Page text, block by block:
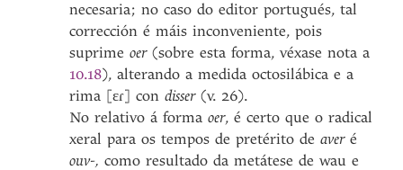
necesaria; no caso do editor portugués, tal
corrección é máis inconveniente, pois
suprimeoer(sobre esta forma, véxase nota a
10.18), alterando a medida octosilábica e a
rima [εɾ] condisser(v. 26).
No relativo á formaoer, é certo que o radical
xeral para os tempos de pretérito deaveré
ouv-, como resultado da metátese de wau e